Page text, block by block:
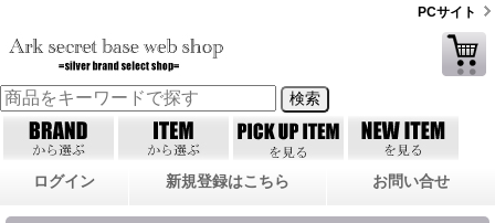
PCサイト
ログイン 新規登録はこちら お問い合せ